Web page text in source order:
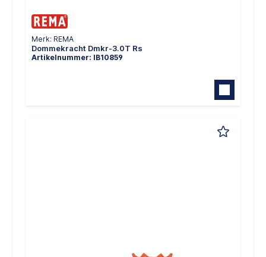
Merk: REMA
Dommekracht Dmkr-3.0T Rs
Artikelnummer: IB10859